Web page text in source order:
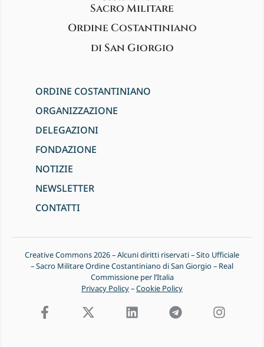
Sacro Militare
Ordine Costantiniano
di San Giorgio
ORDINE COSTANTINIANO
ORGANIZZAZIONE
DELEGAZIONI
FONDAZIONE
NOTIZIE
NEWSLETTER
CONTATTI
Creative Commons 2026 – Alcuni diritti riservati – Sito Ufficiale
– Sacro Militare Ordine Costantiniano di San Giorgio – Real
Commissione per l’Italia
Privacy Policy–Cookie Policy